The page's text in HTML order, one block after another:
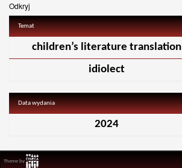
Odkryj
Temat
children’s literature translation
idiolect
Data wydania
2024
Theme by